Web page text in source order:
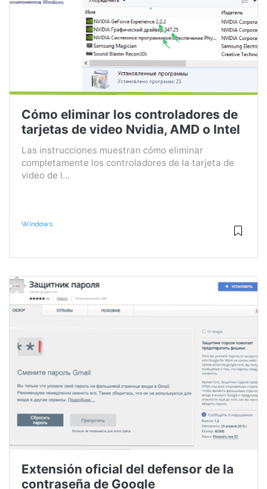
Cómo eliminar los controladores de
tarjetas de video Nvidia, AMD o Intel
Las instrucciones muestran cómo eliminar
completamente los controladores de la tarjeta de
video de l...
Windows
Extensión oficial del defensor de la
contraseña de Google